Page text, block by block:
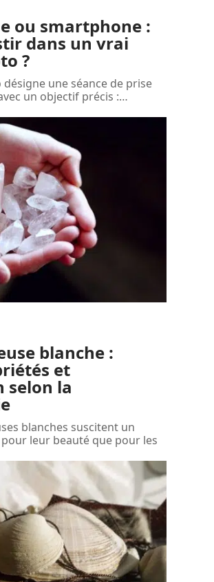
ou smartphone :
dans un vrai
?
une séance de prise
un objectif précis :…
blanche :
et
selon la
blanches suscitent un
leur beauté que pour les